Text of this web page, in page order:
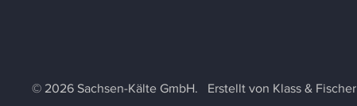
© 2026 Sachsen-Kälte GmbH. Erstellt von Klass & Fischer